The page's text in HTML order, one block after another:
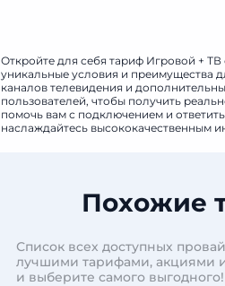
Откройте для себя тариф Игровой +
уникальные условия и преимущества
каналов телевидения и
пользователей, чтобы получить
помочь вам с подключением и
наслаждайтесь высококачественным
Похожие
Список всех доступных
лучшими тарифами, акциями
и выберите самого выгодного!